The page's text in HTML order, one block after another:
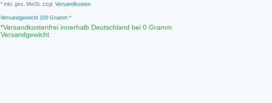
* inkl. ges. MwSt. zzgl. Versandkosten
Versandgewicht 100 Gramm *
*Versandkostenfrei innerhalb Deutschland bei 0 Gramm
Versandgewicht